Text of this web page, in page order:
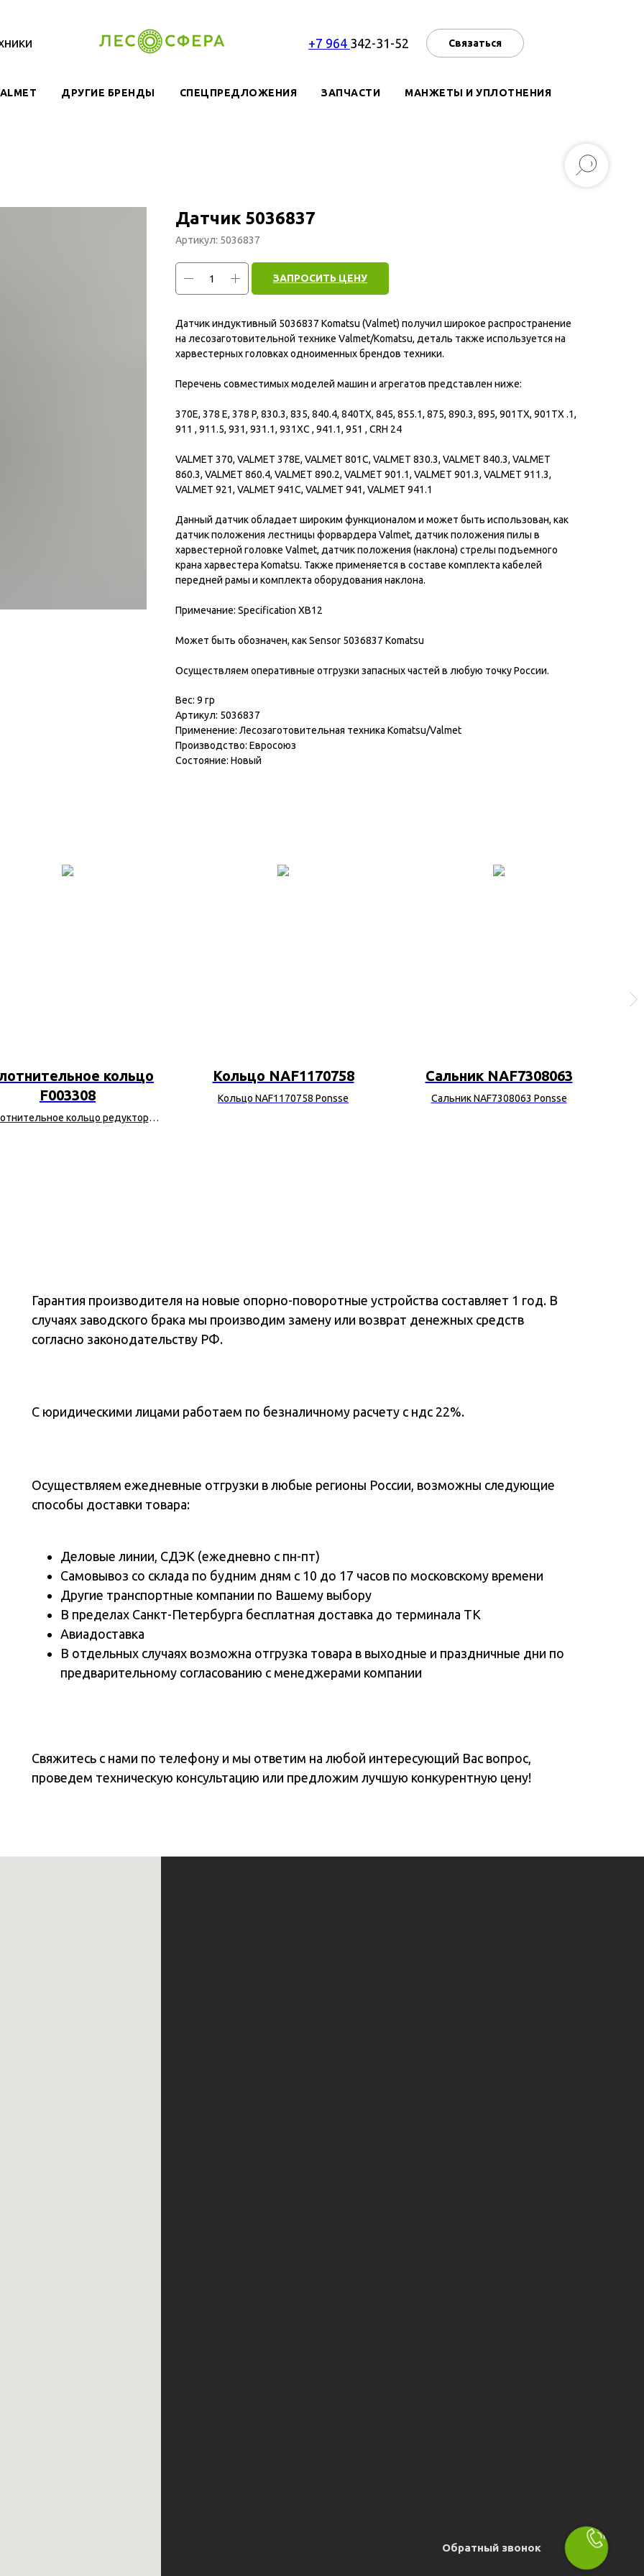
+7 964 342-31-52 Связаться
ДРУГИЕ БРЕНДЫ СПЕЦПРЕДЛОЖЕНИЯ ЗАПЧАСТИ МАНЖЕТЫ И УПЛОТНЕНИЯ
Обратный звонок
Датчик 5036837
Артикул: 5036837
ЗАПРОСИТЬ ЦЕНУ
Датчик индуктивный 5036837 Komatsu (Valmet) получил широкое распространение
на лесозаготовительной технике Valmet/Komatsu, деталь также используется на
харвестерных головках одноименных брендов техники.
Перечень совместимых моделей машин и агрегатов представлен ниже:
370E, 378 E, 378 P, 830.3, 835, 840.4, 840TX, 845, 855.1, 875, 890.3, 895, 901TX, 901TX .1,
911 , 911.5, 931, 931.1, 931XC , 941.1, 951 , CRH 24
VALMET 370, VALMET 378E, VALMET 801C, VALMET 830.3, VALMET 840.3, VALMET
860.3, VALMET 860.4, VALMET 890.2, VALMET 901.1, VALMET 901.3, VALMET 911.3,
VALMET 921, VALMET 941C, VALMET 941, VALMET 941.1
Данный датчик обладает широким функционалом и может быть использован, как
датчик положения лестницы форвардера Valmet, датчик положения пилы в
харвестерной головке Valmet, датчик положения (наклона) стрелы подъемного
крана харвестера Komatsu. Также применяется в составе комплекта кабелей
передней рамы и комплекта оборудования наклона.
Примечание: Specification XB12
Может быть обозначен, как Sensor 5036837 Komatsu
Осуществляем оперативные отгрузки запасных частей в любую точку России.
Вес: 9 гр
Артикул: 5036837
Применение: Лесозаготовительная техника Komatsu/Valmet
Производство: Евросоюз
Состояние: Новый
кольцо
F003308
кольцо редуктора
Кольцо NAF1170758
Кольцо NAF1170758 Ponsse
Сальник NAF7308063
Сальник NAF7308063 Ponsse
Гарантия производителя на новые опорно-поворотные устройства составляет 1 год. В
случаях заводского брака мы производим замену или возврат денежных средств
согласно законодательству РФ.
С юридическими лицами работаем по безналичному расчету с ндс 22%.
Осуществляем ежедневные отгрузки в любые регионы России, возможны следующие
способы доставки товара:
Деловые линии, СДЭК (ежедневно с пн-пт)
Самовывоз со склада по будним дням с 10 до 17 часов по московскому времени
Другие транспортные компании по Вашему выбору
В пределах Санкт-Петербурга бесплатная доставка до терминала ТК
Авиадоставка
В отдельных случаях возможна отгрузка товара в выходные и праздничные дни по
предварительному согласованию с менеджерами компании
Свяжитесь с нами по телефону и мы ответим на любой интересующий Вас вопрос,
проведем техническую консультацию или предложим лучшую конкурентную цену!